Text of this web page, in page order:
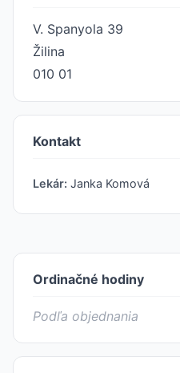
V. Spanyola 39
Žilina
010 01
Kontakt
Lekár: Janka Komová
Ordinačné hodiny
Podľa objednania